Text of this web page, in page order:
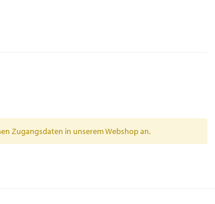
Zugangsdaten in unserem Webshop an.